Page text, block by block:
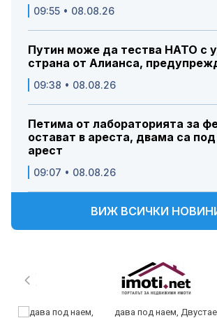
09:55 • 08.08.26
Путин може да тества НАТО с
страна от Алианса,
09:38 • 08.08.26
Петима от лабораторията за
остават в ареста, двама са
арест
09:07 • 08.08.26
ВИЖ ВСИЧКИ
дава под наем,